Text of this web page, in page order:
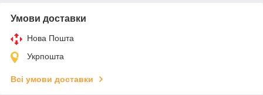
Умови доставки
Нова Пошта
Укрпошта
Всі умови доставки